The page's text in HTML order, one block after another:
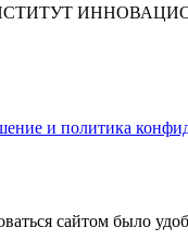
и политика
сайтом было